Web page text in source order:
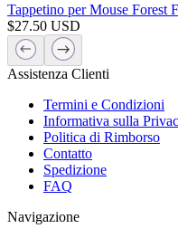
Tappetino per Mouse Forest
$27.50 USD
Assistenza Clienti
Termini e Condizioni
Informativa sulla
Politica di Rimborso
Contatto
Spedizione
FAQ
Navigazione